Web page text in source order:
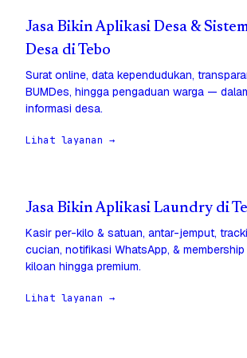
Jasa Bikin Aplikasi Desa &
Desa di Tebo
Surat online, data kependudukan,
BUMDes, hingga pengaduan warga —
informasi desa.
Lihat layanan →
Jasa Bikin Aplikasi Laundry di
Kasir per-kilo & satuan, antar-jemput,
cucian, notifikasi WhatsApp, &
kiloan hingga premium.
Lihat layanan →